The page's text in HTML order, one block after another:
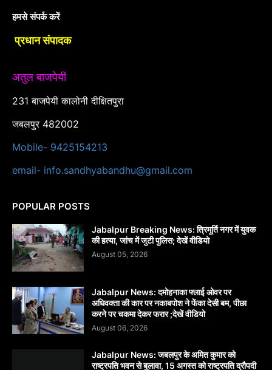
हमसे संपर्क करें
प्रधान संपादक
अतुल बाजपेयी
231 बाजपेयी कालोनी दीक्षितपुरा
जबलपुर 482002
Mobile- 9425154213
email- info.sandhyabandhu@gmail.com
POPULAR POSTS
Jabalpur Breaking News: त्रिमूर्ति नगर में युवक
की हत्या, जांच में जुटी पुलिस; देखें वीडियो
August 05, 2026
Jabalpur News: दमोहनाका फ्लाई ओवर पर
अधिवक्ता की कार पर नकाबपोश ने फेंका देसी बम, पीछा
करने पर चकमा देकर फरार ;देखें वीडियो
August 06, 2026
Jabalpur News: जबलपुर के अमित कुमार को
राष्ट्रपति भवन से बुलावा, 15 अगस्त को राष्ट्रपति द्रौपदी